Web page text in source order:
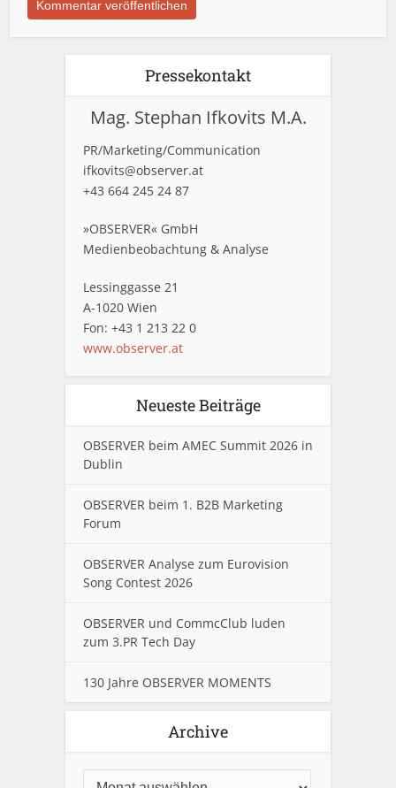
Pressekontakt
Mag. Stephan Ifkovits M.A.
PR/Marketing/Communication
ifkovits@observer.at
+43 664 245 24 87
»OBSERVER« GmbH
Medienbeobachtung & Analyse
Lessinggasse 21
A-1020 Wien
Fon: +43 1 213 22 0
www.observer.at
Neueste Beiträge
OBSERVER beim AMEC Summit 2026 in
Dublin
OBSERVER beim 1. B2B Marketing
Forum
OBSERVER Analyse zum Eurovision
Song Contest 2026
OBSERVER und CommcClub luden
zum 3.PR Tech Day
130 Jahre OBSERVER MOMENTS
Archive